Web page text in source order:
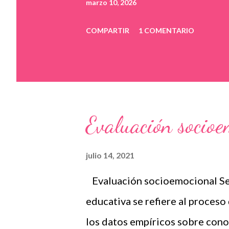
marzo 10, 2026
COMPARTIR 1 COMENTARIO
Evaluación
julio 14, 2021
Evaluación socioemocional
educativa se refiere al
los datos empíricos sobre